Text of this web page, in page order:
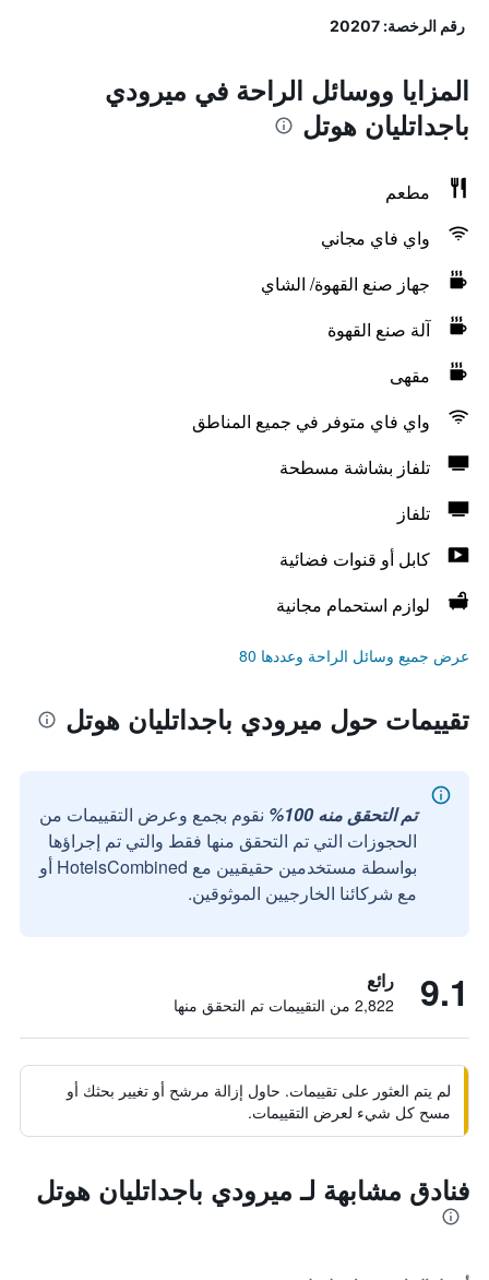
رقم الرخصة: 20207
المزايا ووسائل الراحة في ميرودي
باجداتليان هوتل
مطعم
واي فاي مجاني
جهاز صنع القهوة/ الشاي
آلة صنع القهوة
مقهى
واي فاي متوفر في جميع المناطق
تلفاز بشاشة مسطحة
تلفاز
كابل أو قنوات فضائية
لوازم استحمام مجانية
عرض جميع وسائل الراحة وعددها 80
تقييمات حول ميرودي باجداتليان هوتل
تم التحقق منه 100%
نقوم بجمع وعرض التقييمات من
الحجوزات التي تم التحقق منها فقط والتي تم إجراؤها
بواسطة مستخدمين حقيقيين مع HotelsCombined أو
مع شركائنا الخارجيين الموثوقين.
9.1 رائع
2,822 من التقييمات تم التحقق منها
لم يتم العثور على تقييمات. حاول إزالة مرشح أو تغيير بحثك أو
مسح كل شيء لعرض التقييمات.
فنادق مشابهة لـ ميرودي باجداتليان هوتل